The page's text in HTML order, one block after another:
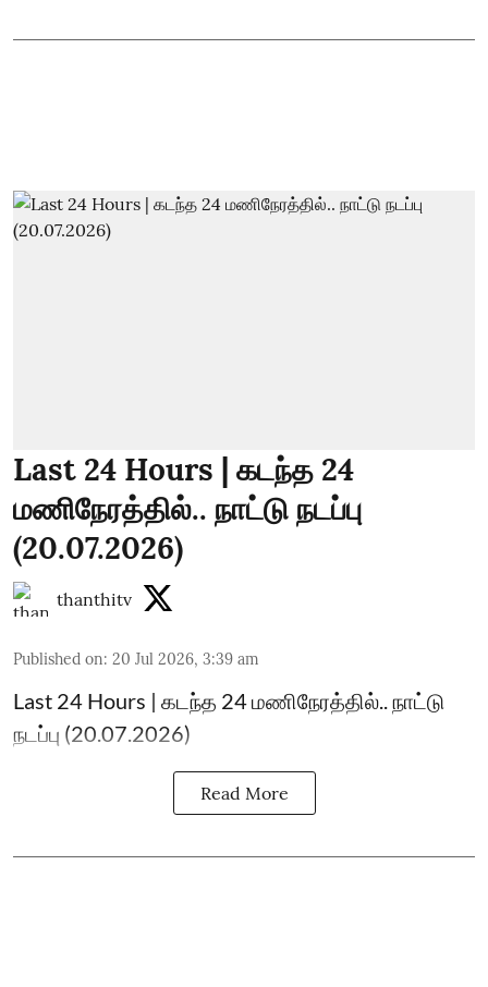
Last 24 Hours | கடந்த 24
மணிநேரத்தில்.. நாட்டு நடப்பு
(20.07.2026)
thanthitv
Published on: 20 Jul 2026, 3:39 am
Last 24 Hours | கடந்த 24 மணிநேரத்தில்.. நாட்டு
நடப்பு (20.07.2026)
Read More